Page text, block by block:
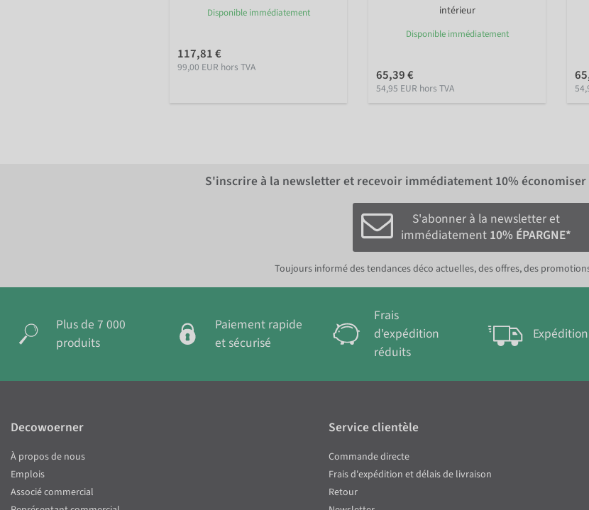
Disponible immédiatement
117,81 €
99,00 EUR hors TVA
intérieur
Disponible immédiatement
65,39 €
54,95 EUR hors TVA
S'inscrire à la newsletter et recevoir immédiatement 10%
S'abonner à la newsletter et
immédiatement 10% ÉPARGNE*
Toujours informé des tendances déco actuelles, des offres, des
Plus de 7 000
produits
Paiement rapide
et sécurisé
Frais
d'expédition
réduits
Decowoerner
À propos de nous
Emplois
Associé commercial
Service clientèle
Commande directe
Frais d'expédition et délais de livraison
Retour